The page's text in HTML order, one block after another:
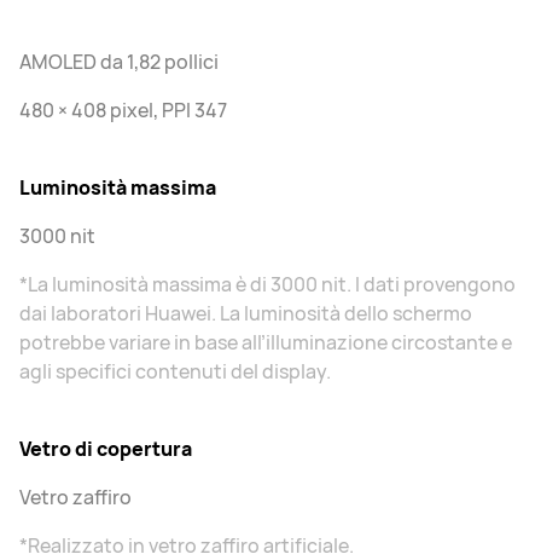
AMOLED da 1,82 pollici
480 × 408 pixel, PPI 347
Luminosità massima
3000 nit
*La luminosità massima è di 3000 nit. I dati provengono
dai laboratori Huawei. La luminosità dello schermo
potrebbe variare in base all’illuminazione circostante e
agli specifici contenuti del display.
Vetro di copertura
Vetro zaffiro
*Realizzato in vetro zaffiro artificiale.